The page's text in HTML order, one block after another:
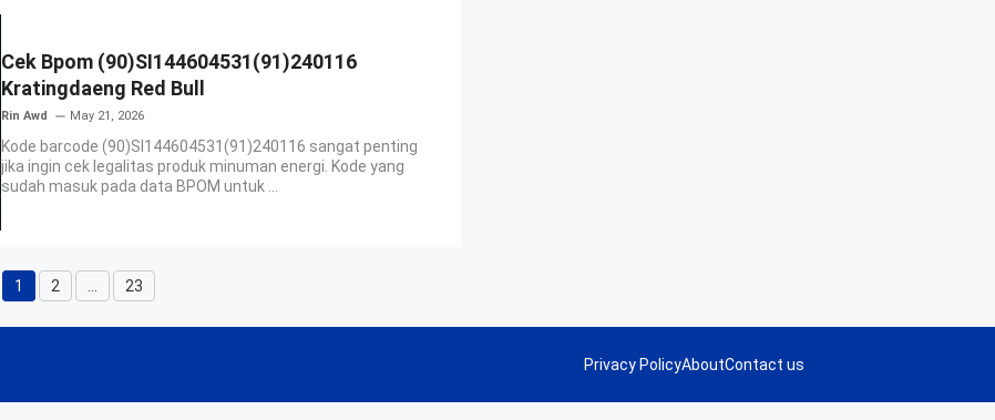
Cek Bpom (90)SI144604531(91)240116
Kratingdaeng Red Bull
Rin Awd May 21, 2026
Kode barcode (90)SI144604531(91)240116 sangat penting
jika ingin cek legalitas produk minuman energi. Kode yang
sudah masuk pada data BPOM untuk ...
Page
1 Page
2 Page
23
Privacy PolicyAboutContact us